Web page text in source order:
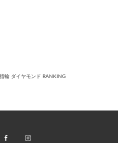
輪 ダイヤモンド RANKING